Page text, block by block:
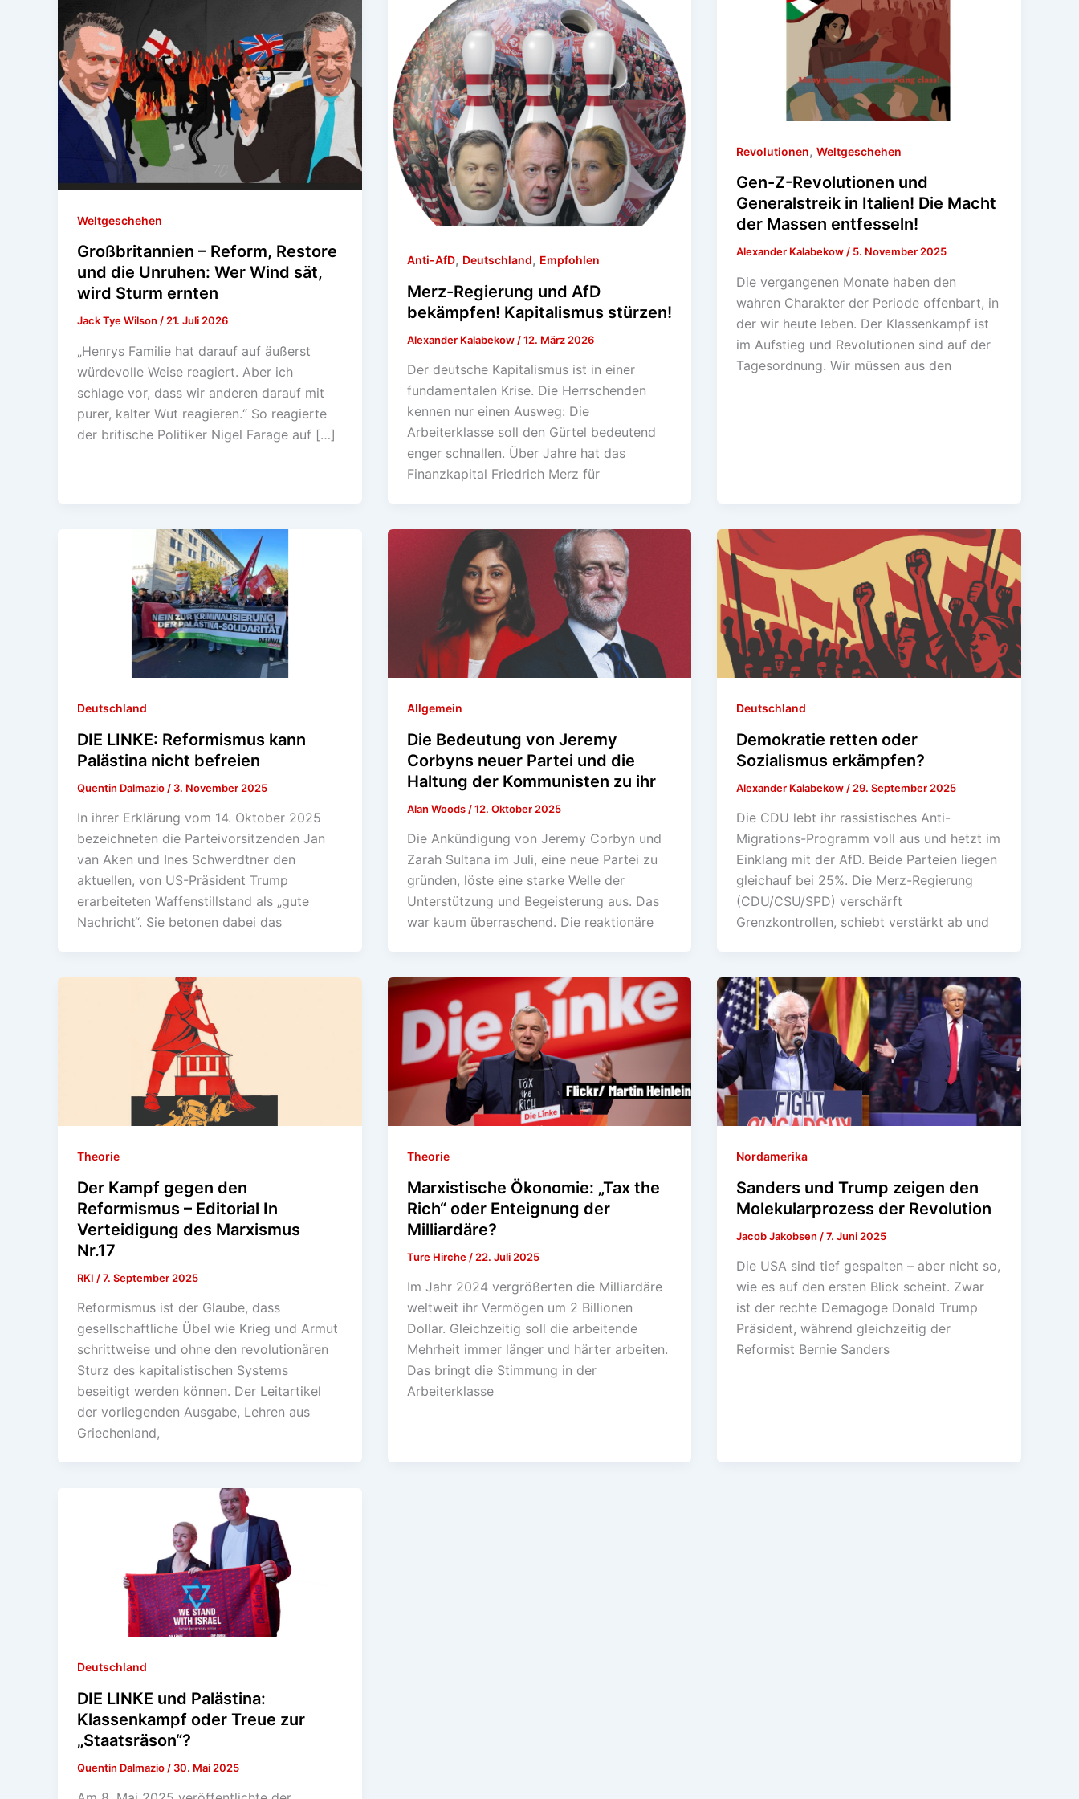
Weltgeschehen
Großbritannien – Reform, Restore
und die Unruhen: Wer Wind sät,
wird Sturm ernten
Jack Tye Wilson /21. Juli 2026
„Henrys Familie hat darauf auf äußerst
würdevolle Weise reagiert. Aber ich
schlage vor, dass wir anderen darauf mit
purer, kalter Wut reagieren.“ So reagierte
der britische Politiker Nigel Farage auf […]
Anti-AfD, Deutschland, Empfohlen
Merz-Regierung und AfD
bekämpfen! Kapitalismus stürzen!
Alexander Kalabekow /12. März 2026
Der deutsche Kapitalismus ist in einer
fundamentalen Krise. Die Herrschenden
kennen nur einen Ausweg: Die
Arbeiterklasse soll den Gürtel bedeutend
enger schnallen. Über Jahre hat das
Finanzkapital Friedrich Merz für
Revolutionen,Weltgeschehen
Gen-Z-Revolutionen und
Generalstreik in Italien! Die Macht
der Massen entfesseln!
Alexander Kalabekow/ 5. November 2025
Die vergangenen Monate haben den
wahren Charakter der Periode offenbart, in
der wir heute leben. Der Klassenkampf ist
im Aufstieg und Revolutionen sind auf der
Tagesordnung. Wir müssen aus den
Deutschland
DIE LINKE: Reformismus kann
Palästina nicht befreien
Quentin Dalmazio / 3. November 2025
In ihrer Erklärung vom 14. Oktober 2025
bezeichneten die Parteivorsitzenden Jan
van Aken und Ines Schwerdtner den
aktuellen, von US-Präsident Trump
erarbeiteten Waffenstillstand als „gute
Nachricht“. Sie betonen dabei das
Allgemein
Die Bedeutung von Jeremy
Corbyns neuer Partei und die
Haltung der Kommunisten zu ihr
Alan Woods /12. Oktober 2025
Die Ankündigung von Jeremy Corbyn und
Zarah Sultana im Juli, eine neue Partei zu
gründen, löste eine starke Welle der
Unterstützung und Begeisterung aus. Das
war kaum überraschend. Die reaktionäre
Deutschland
Demokratie retten oder
Sozialismus erkämpfen?
Alexander Kalabekow / 29. September 2025
Die CDU lebt ihr rassistisches Anti-
Migrations-Programm voll aus und hetzt im
Einklang mit der AfD. Beide Parteien liegen
gleichauf bei 25%. Die Merz-Regierung
(CDU/CSU/SPD) verschärft
Grenzkontrollen, schiebt verstärkt ab und
Theorie
Der Kampf gegen den
Reformismus – Editorial In
Verteidigung des Marxismus
Nr.17
RKI /7. September 2025
Reformismus ist der Glaube, dass
gesellschaftliche Übel wie Krieg und Armut
schrittweise und ohne den revolutionären
Sturz des kapitalistischen Systems
beseitigt werden können. Der Leitartikel
der vorliegenden Ausgabe, Lehren aus
Griechenland,
Theorie
Marxistische Ökonomie: „Tax the
Rich“ oder Enteignung der
Milliardäre?
Ture Hirche / 22. Juli 2025
Im Jahr 2024 vergrößerten die Milliardäre
weltweit ihr Vermögen um 2 Billionen
Dollar. Gleichzeitig soll die arbeitende
Mehrheit immer länger und härter arbeiten.
Das bringt die Stimmung in der
Arbeiterklasse
Nordamerika
Sanders und Trump zeigen den
Molekularprozess der Revolution
Jacob Jakobsen /7. Juni 2025
Die USA sind tief gespalten – aber nicht so,
wie es auf den ersten Blick scheint. Zwar
ist der rechte Demagoge Donald Trump
Präsident, während gleichzeitig der
Reformist Bernie Sanders
Deutschland
DIE LINKE und Palästina:
Klassenkampf oder Treue zur
„Staatsräson“?
Quentin Dalmazio / 30. Mai 2025